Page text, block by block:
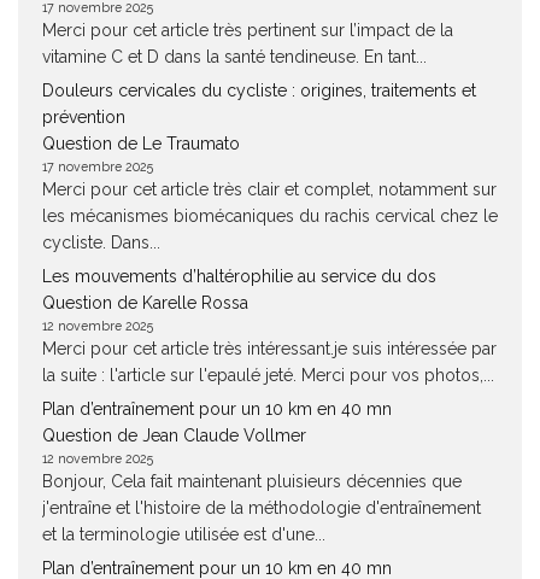
17 novembre 2025
Merci pour cet article très pertinent sur l’impact de la
vitamine C et D dans la santé tendineuse. En tant...
Douleurs cervicales du cycliste : origines, traitements et
prévention
Question de Le Traumato
17 novembre 2025
Merci pour cet article très clair et complet, notamment sur
les mécanismes biomécaniques du rachis cervical chez le
cycliste. Dans...
Les mouvements d’haltérophilie au service du dos
Question de Karelle Rossa
12 novembre 2025
Merci pour cet article très intéressant.je suis intéressée par
la suite : l'article sur l'epaulé jeté. Merci pour vos photos,...
Plan d’entraînement pour un 10 km en 40 mn
Question de Jean Claude Vollmer
12 novembre 2025
Bonjour, Cela fait maintenant pluisieurs décennies que
j'entraîne et l'histoire de la méthodologie d'entraînement
et la terminologie utilisée est d'une...
Plan d’entraînement pour un 10 km en 40 mn